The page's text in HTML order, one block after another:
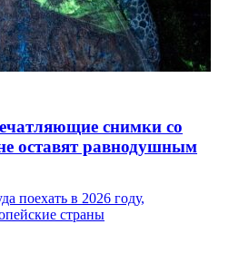
снимки со
оставят равнодушным